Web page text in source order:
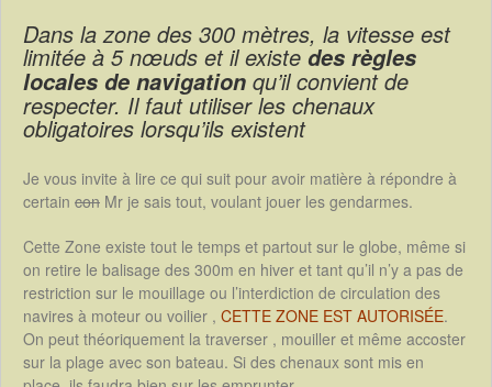
Dans la zone des 300 mètres, la vitesse est
limitée à 5 nœuds et il existe des règles
locales de navigation qu’il convient de
respecter. Il faut utiliser les chenaux
obligatoires lorsqu’ils existent
Je vous invite à lire ce qui suit pour avoir matière à répondre à
certain con Mr je sais tout, voulant jouer les gendarmes.
Cette Zone existe tout le temps et partout sur le globe, même si
on retire le balisage des 300m en hiver et tant qu’il n’y a pas de
restriction sur le mouillage ou l’interdiction de circulation des
navires à moteur ou voilier , CETTE ZONE EST AUTORISÉE.
On peut théoriquement la traverser , mouiller et même accoster
sur la plage avec son bateau. Si des chenaux sont mis en